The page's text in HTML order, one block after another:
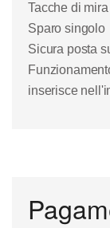
Tacche di
Sparo singolo
Sicura posta
inserisce